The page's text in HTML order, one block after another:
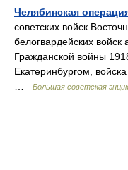
Челябинская
советских войск
белогвардейских
Гражданской войны
Екатеринбургом,
Большая советская